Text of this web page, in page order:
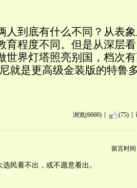
人到底有什么不同？从表
育程度不同。但是从深层
世界灯塔照亮别国，档次
就是更高级金装版的特鲁
浏览(6060) (75)
留言时间
民看不出，或不愿意看出。